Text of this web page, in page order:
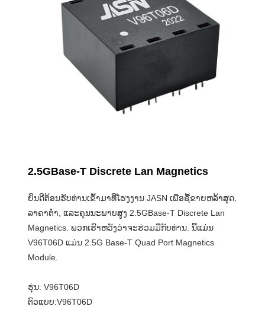
2.5GBase-T Discrete Lan Magnetics
ຍິນດີຕ້ອນຮັບທ່ານເຂົ້າມາທີ່ໂຮງງານ JASN ເພື່ອຊື້ຂາຍຫລ້າສຸດ,
ລາຄາຕໍ່າ, ແລະຄຸນນະພາບສູງ 2.5GBase-T Discrete Lan
Magnetics. ພວກເຮົາຫວັງວ່າຈະຮ່ວມມືກັບທ່ານ. ນີ້ແມ່ນ
V96T06D ແມ່ນ 2.5G Base-T Quad Port Magnetics
Module.
ຮຸ່ນ: V96T06D
ຕົວແບບ:V96T06D